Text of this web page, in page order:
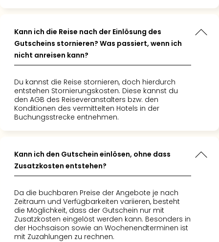
Kann ich die Reise nach der Einlösung des
Gutscheins stornieren? Was passiert, wenn ich
nicht anreisen kann?
Du kannst die Reise stornieren, doch hierdurch
entstehen Stornierungskosten. Diese kannst du
den AGB des Reiseveranstalters bzw. den
Konditionen des vermittelten Hotels in der
Buchungsstrecke entnehmen.
Kann ich den Gutschein einlösen, ohne dass
Zusatzkosten entstehen?
Da die buchbaren Preise der Angebote je nach
Zeitraum und Verfügbarkeiten variieren, besteht
die Möglichkeit, dass der Gutschein nur mit
Zusatzkosten eingelöst werden kann. Besonders in
der Hochsaison sowie an Wochenendterminen ist
mit Zuzahlungen zu rechnen.